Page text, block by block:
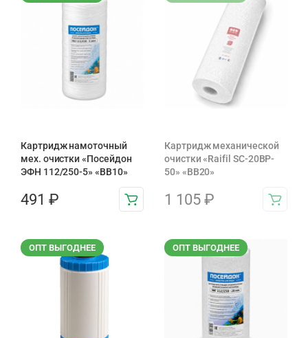
Картридж намоточный
мех. очистки «Посейдон
ЭФН 112/250-5» «BB10»
491 ₽
Картридж механической
очистки «Raifil SC-20BP-
50» «BB20»
1 105 ₽
ОПТ ВЫГОДНЕЕ ОПТ ВЫГОДНЕЕ